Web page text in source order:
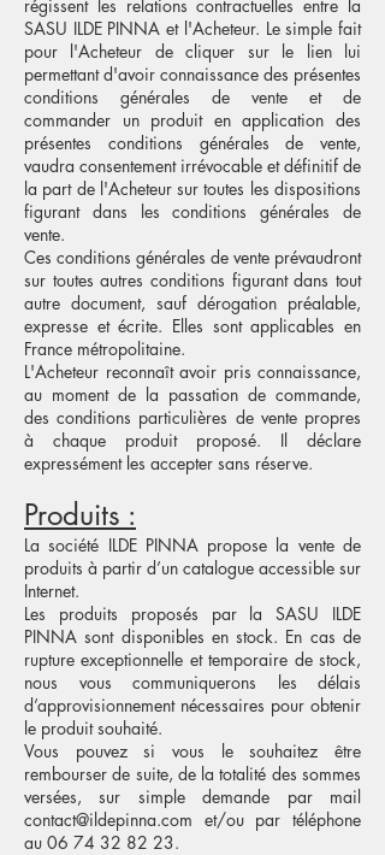
régissent les relations contractuelles entre la
SASU ILDE PINNA et l'Acheteur. Le simple fait
pour l'Acheteur de cliquer sur le lien lui
permettant d'avoir connaissance des présentes
conditions générales de vente et de
commander un produit en application des
présentes conditions générales de vente,
vaudra consentement irrévocable et définitif de
la part de l'Acheteur sur toutes les dispositions
figurant dans les conditions générales de
vente.
Ces conditions générales de vente prévaudront
sur toutes autres conditions figurant dans tout
autre document, sauf dérogation préalable,
expresse et écrite. Elles sont applicables en
France métropolitaine.
L'Acheteur reconnaît avoir pris connaissance,
au moment de la passation de commande,
des conditions particulières de vente propres
à chaque produit proposé. Il déclare
expressément les accepter sans réserve.
Produits :
La société ILDE PINNA propose la vente de
produits à partir d’un catalogue accessible sur
Internet.
Les produits proposés par la SASU ILDE
PINNA sont disponibles en stock. En cas de
rupture exceptionnelle et temporaire de stock,
nous vous communiquerons les délais
d’approvisionnement nécessaires pour obtenir
le produit souhaité.
Vous pouvez si vous le souhaitez être
rembourser de suite, de la totalité des sommes
versées, sur simple demande par mail
contact@ildepinna.com et/ou par téléphone
au 06 74 32 82 23.